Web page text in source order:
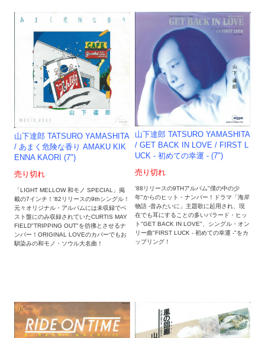
山下達郎 TATSURO YAMASHITA
/ あまく危険な香り AMAKU KIK
ENNA KAORI (7")
売り切れ
「LIGHT MELLOW 和モノ SPECIAL」掲
載の7インチ！'82リリースの9thシングル！
元々オリジナル・アルバムには未収録でベ
スト盤にのみ収録されていたCURTIS MAY
FIELD"TRIPPING OUT"を彷彿とさせるナ
ンバー！ORIGINAL LOVEのカバーでもお
馴染みの和モノ・ソウル大名曲！
山下達郎 TATSURO YAMASHITA
/ GET BACK IN LOVE / FIRST L
UCK - 初めての幸運 - (7")
売り切れ
'88リリースの9THアルバム"僕の中の少
年"からのヒット・ナンバー！ドラマ「海岸
物語 -昔みたいに」主題歌に起用され、現
在でも耳にすることの多いバラード・ヒッ
ト"GET BACK IN LOVE"、シングル・オン
リー曲"FIRST LUCK - 初めての幸運 -"をカ
ップリング！